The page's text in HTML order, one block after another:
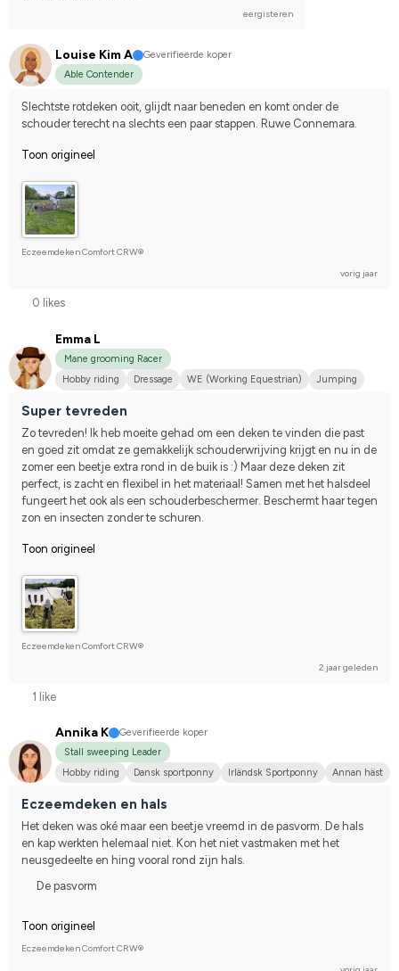
eergisteren
Louise Kim A
Geverifieerde koper
Able Contender
Slechtste rotdeken ooit, glijdt naar beneden en komt onder de
schouder terecht na slechts een paar stappen. Ruwe Connemara.
Toon origineel
Eczeemdeken Comfort CRW®
vorig jaar
0 likes
Emma L
Mane grooming Racer
Hobby riding
Dressage WE (Working Equestrian)
Jumping
Super tevreden
Zo tevreden! Ik heb moeite gehad om een deken te vinden die past
en goed zit omdat ze gemakkelijk schouderwrijving krijgt en nu in de
zomer een beetje extra rond in de buik is :) Maar deze deken zit
perfect, is zacht en flexibel in het materiaal! Samen met het halsdeel
fungeert het ook als een schouderbeschermer. Beschermt haar tegen
zon en insecten zonder te schuren.
Toon origineel
Eczeemdeken Comfort CRW®
2 jaar geleden
1 like
Annika K
Geverifieerde koper
Stall sweeping Leader
Hobby riding
Dansk sportponny Irländsk Sportponny Annan häst
Eczeemdeken en hals
Het deken was oké maar een beetje vreemd in de pasvorm. De hals
en kap werkten helemaal niet. Kon het niet vastmaken met het
neusgedeelte en hing vooral rond zijn hals.
De pasvorm
Toon origineel
Eczeemdeken Comfort CRW®